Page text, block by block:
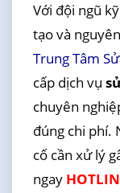
Với đội ngũ
tạo và
Trung Tâm
cấp dịch vụ
chuyên
đúng chi phí.
cố cần xử lý
ngay